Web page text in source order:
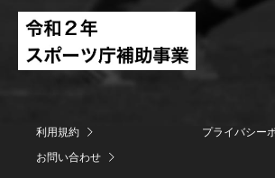
利用規約
プライバシー
お問い合わせ